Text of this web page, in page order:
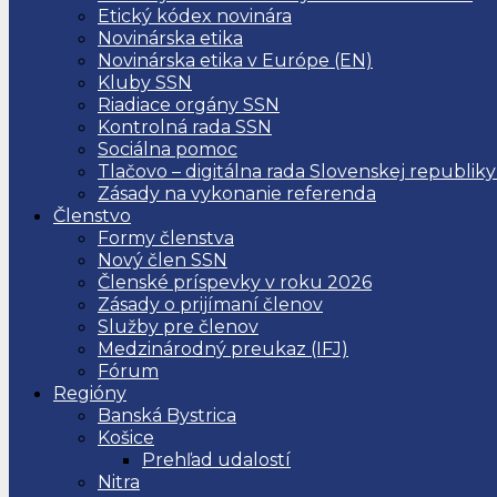
Etický kódex novinára
Novinárska etika
Novinárska etika v Európe (EN)
Kluby SSN
Riadiace orgány SSN
Kontrolná rada SSN
Sociálna pomoc
Tlačovo – digitálna rada Slovenskej republiky
Zásady na vykonanie referenda
Členstvo
Formy členstva
Nový člen SSN
Členské príspevky v roku 2026
Zásady o prijímaní členov
Služby pre členov
Medzinárodný preukaz (IFJ)
Fórum
Regióny
Banská Bystrica
Košice
Prehľad udalostí
Nitra